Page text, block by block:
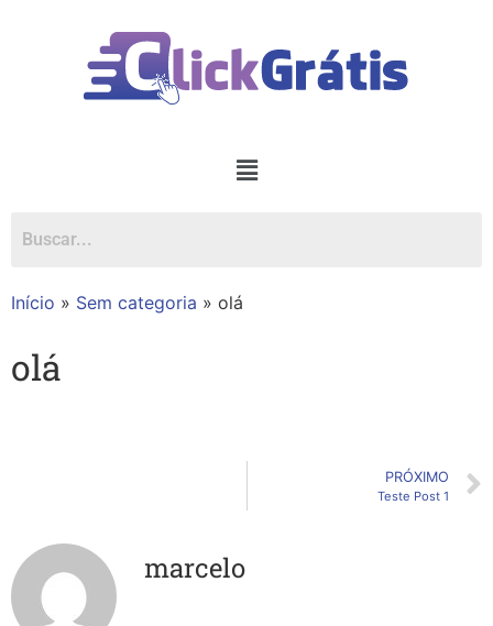
Início » Sem categoria » olá
olá
PRÓXIMO
Teste Post 1
marcelo